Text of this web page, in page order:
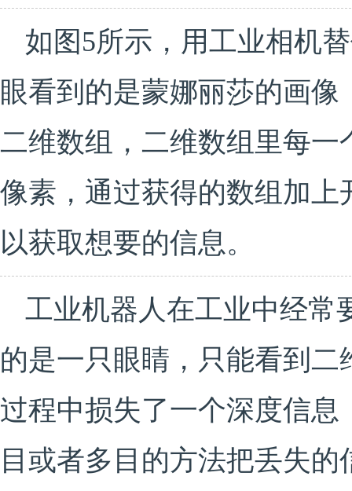
如图5所示，用工业相机
眼看到的是蒙娜丽莎的画
二维数组，二维数组里每
像素，通过获得的数组加
以获取想要的信息。
工业机器人在工业中经常
的是一只眼睛，只能看到
过程中损失了一个深度信
目或者多目的方法把丢失